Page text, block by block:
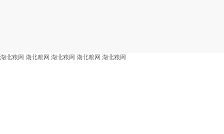
湖北粮网 湖北粮网 湖北粮网 湖北粮网 湖北粮网